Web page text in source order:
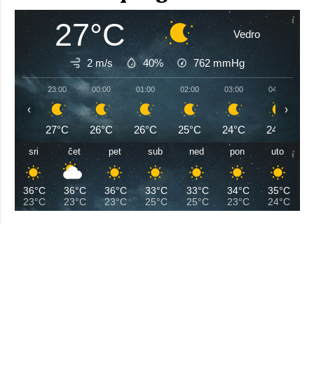
27°C Vedro
2 m/s 40% 762 mmHg
23:00
27°C
00:00
26°C
01:00
26°C
02:00
25°C
03:00
24°C
04:00
24°C
‹ ›
sri
36°C
23°C
čet
36°C
23°C
pet
36°C
23°C
sub
33°C
25°C
ned
33°C
25°C
pon
34°C
23°C
uto
35°C
24°C